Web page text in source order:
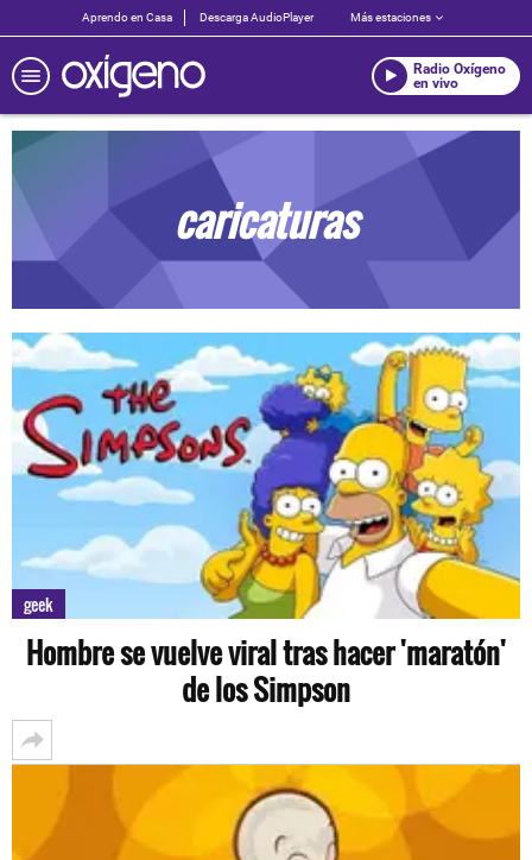
Aprendo en Casa Descarga AudioPlayer Más estaciones
Radio Oxígeno
en vivo
caricaturas
geek
Hombre se vuelve viral tras hacer 'maratón'
de los Simpson